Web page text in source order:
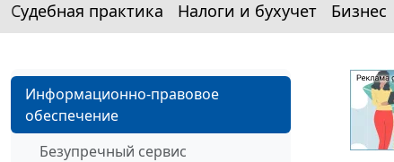
Судебная практика Налоги и бухучет Бизнес
Информационно-правовое
обеспечение
Безупречный сервис